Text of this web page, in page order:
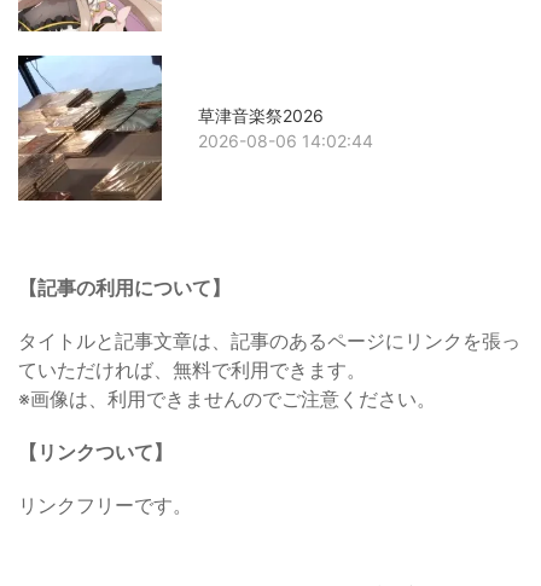
草津音楽祭2026
2026-08-06 14:02:44
【記事の利用について】
タイトルと記事文章は、記事のあるページにリンクを張っ
ていただければ、無料で利用できます。
※画像は、利用できませんのでご注意ください。
【リンクついて】
リンクフリーです。